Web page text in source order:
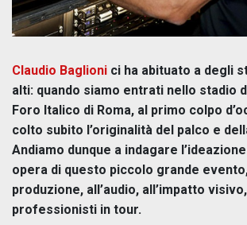
Claudio Baglioni ci ha abituato a degli
alti: quando siamo entrati nello stadio
Foro Italico di Roma, al primo colpo
colto subito l’originalità del palco e
Andiamo dunque a indagare
opera di questo piccolo grande
produzione, all’audio, all’impatto
professionisti in tour.